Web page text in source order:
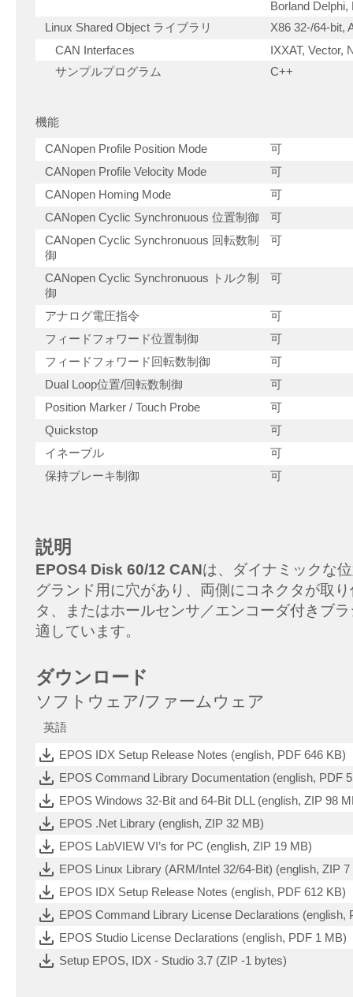
Borland
Linux Shared Object ライブラリ
X86 32-/64-bit,
CAN Interfaces
IXXAT, Vector,
サンプルプログラム
C++
機能
CANopen Profile Position Mode
可
CANopen Profile Velocity Mode
可
CANopen Homing Mode
可
CANopen Cyclic Synchronuous 位置制御
可
CANopen Cyclic Synchronuous 回転数制
御
可
CANopen Cyclic Synchronuous トルク制
御
可
アナログ電圧指令
可
フィードフォワード位置制御
可
フィードフォワード回転数制御
可
Dual Loop位置/回転数制御
可
Position Marker / Touch Probe
可
Quickstop
可
イネーブル
可
保持ブレーキ制御
可
説明
EPOS4 Disk 60/12 CANは、ダイナミックな
グランド用に穴があり、両側にコネクタが取
タ、またはホールセンサ／エンコーダ付きブ
適しています。
ダウンロード
ソフトウェア/ファームウェア
英語
EPOS IDX Setup Release Notes (english, PDF 646 KB)
EPOS Command Library Documentation (english, PDF
EPOS Windows 32-Bit and 64-Bit DLL (english, ZIP 98
EPOS .Net Library (english, ZIP 32 MB)
EPOS LabVIEW VI’s for PC (english, ZIP 19 MB)
EPOS Linux Library (ARM/Intel 32/64-Bit) (english, ZIP
EPOS IDX Setup Release Notes (english, PDF 612 KB)
EPOS Command Library License Declarations (english,
EPOS Studio License Declarations (english, PDF 1 MB)
Setup EPOS, IDX - Studio 3.7 (ZIP -1 bytes)